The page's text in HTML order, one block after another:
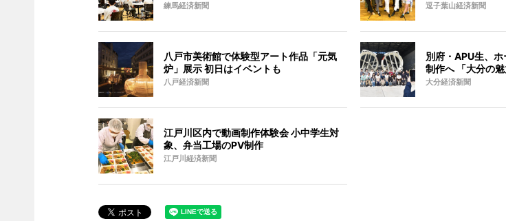
練馬経済新聞 逗子葉山経済新聞
八戸市美術館で体験型アート作品「元気
炉」展示 初日はイベントも
八戸経済新聞
別府・APU生、
制作へ 「大分の魅
大分経済新聞
江戸川区内で動画制作体験会 小中学生対
象、弁当工場のPV制作
江戸川経済新聞